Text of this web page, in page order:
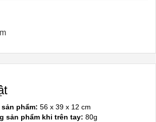
phẩm: 56 x 39 x 12 cm
sản phẩm khi trên tay: 80g